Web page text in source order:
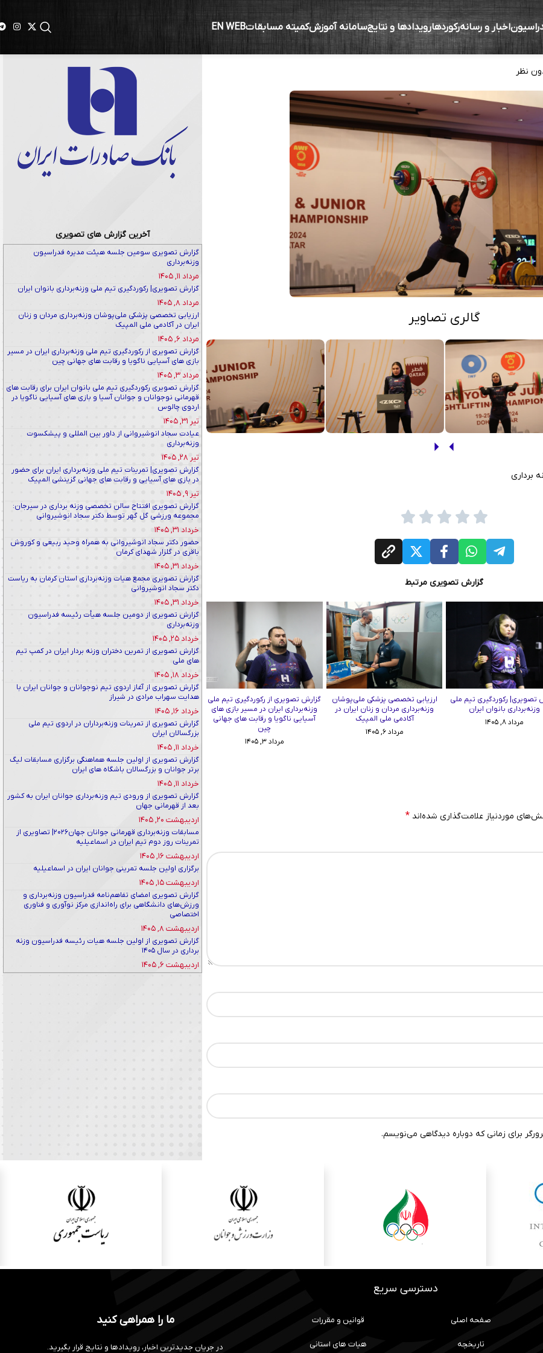
اخبار و رسانهرکوردهارویدادها و نتایجسامانه آموزشکمیته مسابقاتEN WEB
کشتکار در قهرمانی نوجوانان و جوانان آسیا
نظر
گالری تصاویر
برداری
گزارش تصویری مرتبط
تصویری| رکوردگیری تیم ملی
وزنه‌برداری بانوان ایران
مرداد ۸, ۱۴۰۵
ارزیابی تخصصی پزشکی ملی‌پوشان
وزنه‌برداری مردان و زنان ایران در
آکادمی ملی المپیک
مرداد ۶, ۱۴۰۵
گزارش تصویری از رکوردگیری تیم ملی
وزنه‌برداری ایران در مسیر بازی های
آسیایی ناگویا و رقابت های جهانی
چین
مرداد ۳, ۱۴۰۵
موردنیاز علامت‌گذاری شده‌اند *
برای زمانی که دوباره دیدگاهی می‌نویسم.
آخرین گزارش های تصویری
گزارش تصویری سومین جلسه هیئت مدیره فدراسیون
وزنه‌برداری
مرداد ۱۱, ۱۴۰۵
گزارش تصویری| رکوردگیری تیم ملی وزنه‌برداری بانوان ایران
مرداد ۸, ۱۴۰۵
ارزیابی تخصصی پزشکی ملی‌پوشان وزنه‌برداری مردان و زنان
ایران در آکادمی ملی المپیک
مرداد ۶, ۱۴۰۵
گزارش تصویری از رکوردگیری تیم ملی وزنه‌برداری ایران در مسیر
بازی های آسیایی ناگویا و رقابت های جهانی چین
مرداد ۳, ۱۴۰۵
گزارش تصویری رکوردگیری تیم ملی بانوان ایران برای رقابت های
قهرمانی نوجوانان و جوانان آسیا و بازی های آسیایی ناگویا در
اردوی چالوس
تیر ۳۱, ۱۴۰۵
عیادت سجاد انوشیروانی از داور بین المللی و پیشکسوت
وزنه‌برداری
تیر ۲۸, ۱۴۰۵
گزارش تصویری| تمرینات تیم ملی وزنه‌برداری ایران برای حضور
در بازی های آسیایی و رقابت های جهانی گزینشی المپیک
تیر ۹, ۱۴۰۵
گزارش تصویری افتتاح سالن تخصصی وزنه برداری در سیرجان:
مجموعه ورزشی گل گهر توسط دکتر سجاد انوشیروانی
خرداد ۳۱, ۱۴۰۵
حضور دکتر سجاد انوشیروانی به همراه وحید ربیعی و کوروش
باقری در گلزار شهدای کرمان
خرداد ۳۱, ۱۴۰۵
گزارش تصویری مجمع هیات وزنه‌برداری استان کرمان به ریاست
دکتر سجاد انوشیروانی
خرداد ۳۱, ۱۴۰۵
گزارش تصویری از دومین جلسه هیأت رئیسه فدراسیون
وزنه‌برداری
خرداد ۲۵, ۱۴۰۵
گزارش تصویری از تمرین دختران وزنه بردار ایران در کمپ تیم
های ملی
خرداد ۱۸, ۱۴۰۵
گزارش تصویری از آغاز اردوی تیم نوجوانان و جوانان ایران با
هدایت سهراب مرادی در شیراز
خرداد ۱۶, ۱۴۰۵
گزارش تصویری از تمرینات وزنه‌برداران در اردوی تیم ملی
بزرگسالان ایران
خرداد ۱۱, ۱۴۰۵
گزارش تصویری از اولین جلسه هماهنگی برگزاری مسابقات لیگ
برتر جوانان و بزرگسالان باشگاه های ایران
خرداد ۱۱, ۱۴۰۵
گزارش تصویری از ورودی تیم وزنه‌برداری جوانان ایران به کشور
بعد از قهرمانی جهان
اردیبهشت ۲۰, ۱۴۰۵
مسابقات وزنه‌برداری قهرمانی جوانان جهان۲۰۲۶| تصاویری از
تمرینات روز دوم تیم ایران در اسماعیلیه
اردیبهشت ۱۶, ۱۴۰۵
برگزاری اولین جلسه تمرینی جوانان ایران در اسماعیلیه
اردیبهشت ۱۵, ۱۴۰۵
گزارش تصویری امضای تفاهم‌نامه فدراسیون وزنه‌برداری و
ورزش‌های دانشگاهی برای راه‌اندازی مرکز نوآوری و فناوری
اختصاصی
اردیبهشت ۸, ۱۴۰۵
گزارش تصویری از اولین جلسه هیات رئیسه فدراسیون وزنه
برداری در سال ۱۴۰۵
اردیبهشت ۶, ۱۴۰۵
دسترسی سریع
صفحه اصلی
تاریخچه
قوانین و مقررات
هیات های استانی
ما را همراهی کنید
در جریان جدیدترین اخبار، رویدادها و نتایج قرار بگیرید.